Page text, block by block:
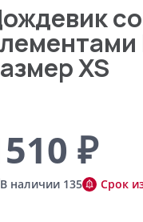
XS
₽
В наличии 135 Срок